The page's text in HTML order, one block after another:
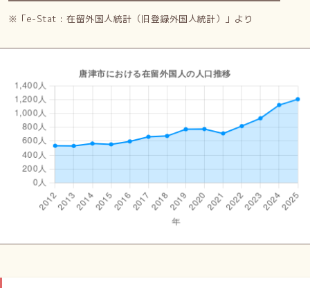
※「e-Stat : 在留外国人統計（旧登録外国人統計）」より